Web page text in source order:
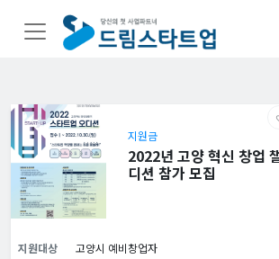
지원금
2022년 고양 혁신 창업
디션 참가 모집
지원대상
고양시 예비창업자